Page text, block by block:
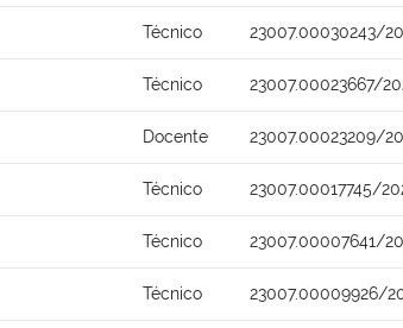
Técnico 23007.00030243/
Técnico 23007.00023667/
Docente 23007.00023209/
Técnico 23007.00017745/
Técnico 23007.00007641/
Técnico 23007.00009926/